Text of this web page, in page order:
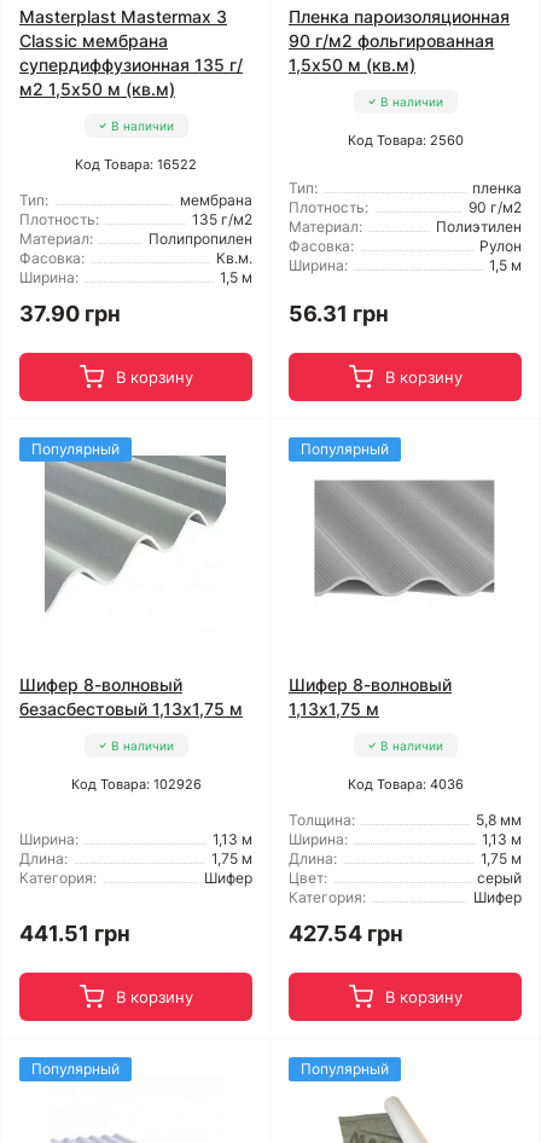
Masterplast Mastermax 3
Classic мембрана
супердиффузионная 135 г/
м2 1,5x50 м (кв.м)
В наличии
Код Товара: 16522
Тип:
мембрана
Плотность:
135 г/м2
Материал:
Полипропилен
Фасовка:
Кв.м.
Ширина:
1,5 м
37.90 грн
В корзину
Пленка пароизоляционная
90 г/м2 фольгированная
1,5x50 м (кв.м)
В наличии
Код Товара: 2560
Тип:
пленка
Плотность:
90 г/м2
Материал:
Полиэтилен
Фасовка:
Рулон
Ширина:
1,5 м
56.31 грн
В корзину
Популярный
Шифер 8-волновый
безасбестовый 1,13x1,75 м
В наличии
Код Товара: 102926
Ширина:
1,13 м
Длина:
1,75 м
Категория:
Шифер
441.51 грн
В корзину
Популярный
Шифер 8-волновый
1,13x1,75 м
В наличии
Код Товара: 4036
Толщина:
5,8 мм
Ширина:
1,13 м
Длина:
1,75 м
Цвет:
серый
Категория:
Шифер
427.54 грн
В корзину
Популярный Популярный